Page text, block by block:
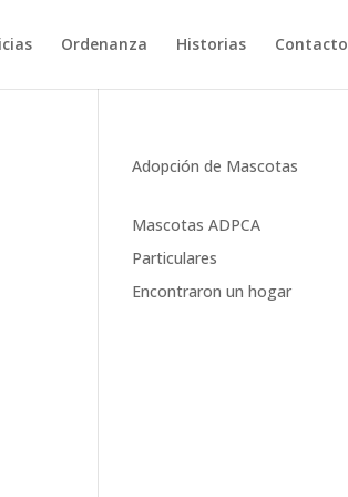
Ordenanza Historias Contacto
Adopción de Mascotas
Mascotas ADPCA
Particulares
Encontraron un hogar